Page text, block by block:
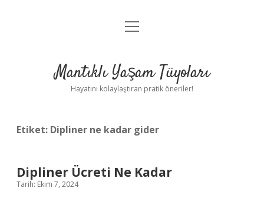
Anasayfa
Yasal Uyarı
menüyü
Mantıklı Yaşam Tüyoları
Hayatını kolaylaştıran pratik öneriler!
Etiket: Dipliner ne kadar gider
Dipliner Ücreti Ne Kadar
Tarih: Ekim 7, 2024